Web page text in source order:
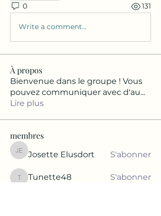
0 131
Write a comment...
À propos
Bienvenue dans le groupe ! Vous
pouvez communiquer avec d'au...
Lire plus
membres
Josette Elusdort
Josette Elusdort S'abonner
Tunette48
Tunette48 S'abonner